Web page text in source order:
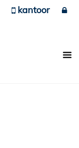
kantoor